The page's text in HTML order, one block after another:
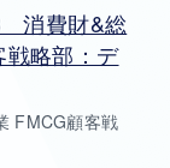
消費財&総
戦略部：デ
FMCG顧客戦